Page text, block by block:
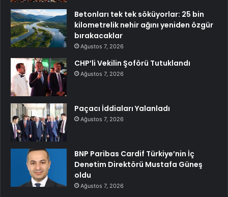
Betonları tek tek söküyorlar: 25 bin
kilometrelik nehir ağını yeniden özgür
bırakacaklar
Ağustos 7, 2026
CHP’li Vekilin Şoförü Tutuklandı
Ağustos 7, 2026
Paçacı İddiaları Yalanladı
Ağustos 7, 2026
BNP Paribas Cardif Türkiye’nin İç
Denetim Direktörü Mustafa Güneş
oldu
Ağustos 7, 2026